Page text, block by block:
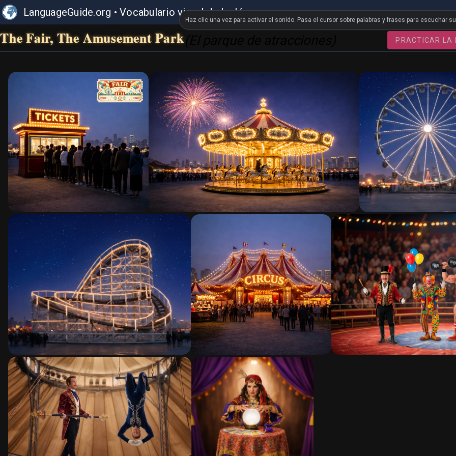
LanguageGuide.org • Vocabulario visual de Inglés
The Fair, The Amusement Park PRACTICAR LA
Haz clic una vez para activar el sonido. Pasa el cursor sobre palabras y frases para escuchar